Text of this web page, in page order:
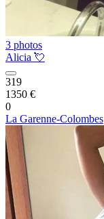
3 photos
Alicia 💘
319
1350 €
0
La Garenne-Colombes